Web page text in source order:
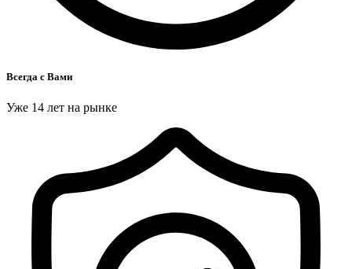
Всегда с Вами
Уже 14 лет на рынке